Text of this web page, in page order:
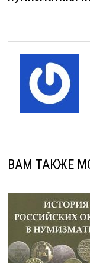
записям
ВАМ ТАКЖЕ